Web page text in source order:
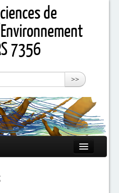
de
7356
>>